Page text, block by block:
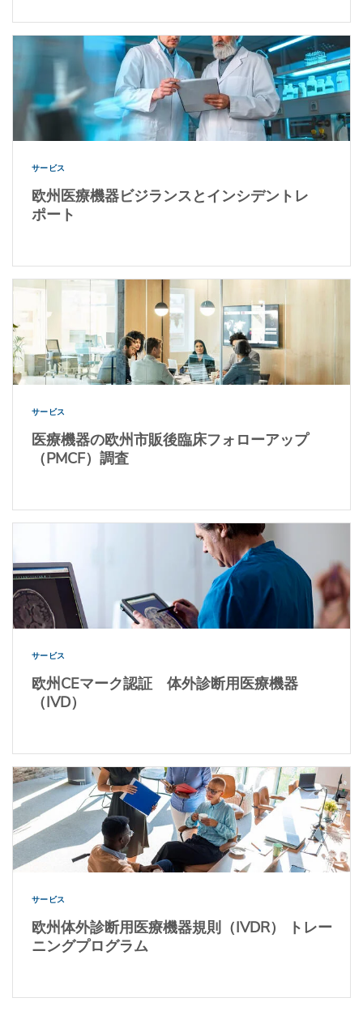
サービス
欧州医療機器ビジランスとインシデントレ
ポート
サービス
医療機器の欧州市販後臨床フォローアップ
（PMCF）調査
サービス
欧州CEマーク認証 体外診断用医療機器
（IVD）
サービス
欧州体外診断用医療機器規則（IVDR） トレー
ニングプログラム